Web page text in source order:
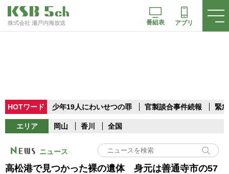
株式会社 瀬戸内海放送 番組表 アプリ
HOTワード 少年19人にわいせつの罪 官製談合事件続報 緊
エリア 岡山 香川 全国
ニュース
高松港で見つかった裸の遺体 身元は善通寺市の57